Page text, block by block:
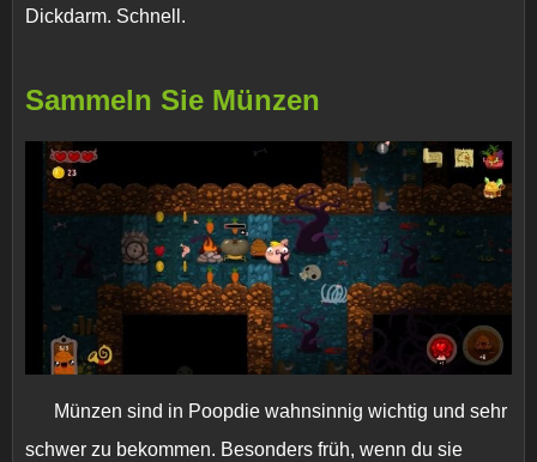
Dickdarm. Schnell.
Sammeln Sie Münzen
Münzen sind in Poopdie wahnsinnig wichtig und sehr
schwer zu bekommen. Besonders früh, wenn du sie